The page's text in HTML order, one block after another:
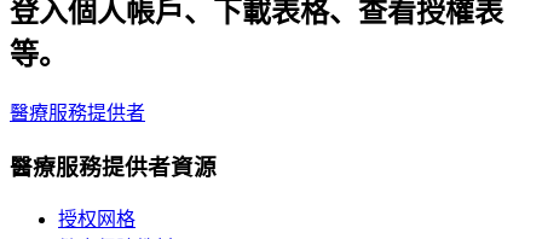
登入個人帳戶、下載表格、查看授權表
等。
醫療服務提供者
醫療服務提供者資源
授权网格